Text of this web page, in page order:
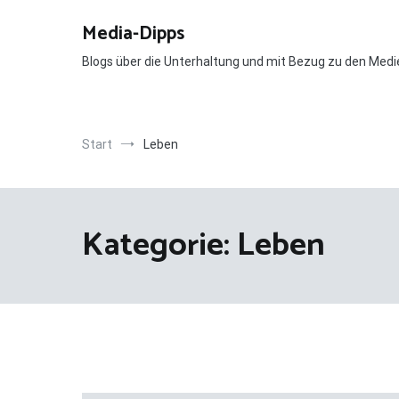
Media-Dipps
Blogs über die Unterhaltung und mit Bezug zu den
Start Leben
Kategorie: Leben